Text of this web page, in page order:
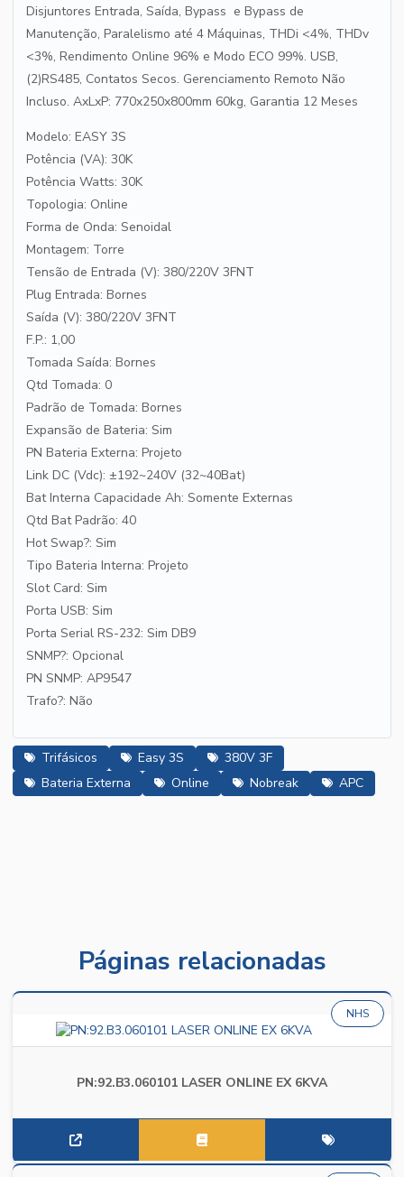
Disjuntores Entrada, Saída, Bypass e Bypass de
Manutenção, Paralelismo até 4 Máquinas, THDi <4%, THDv
<3%, Rendimento Online 96% e Modo ECO 99%. USB,
(2)RS485, Contatos Secos. Gerenciamento Remoto Não
Incluso. AxLxP: 770x250x800mm 60kg, Garantia 12 Meses
Modelo: EASY 3S
Potência (VA): 30K
Potência Watts: 30K
Topologia: Online
Forma de Onda: Senoidal
Montagem: Torre
Tensão de Entrada (V): 380/220V 3FNT
Plug Entrada: Bornes
Saída (V): 380/220V 3FNT
F.P.: 1,00
Tomada Saída: Bornes
Qtd Tomada: 0
Padrão de Tomada: Bornes
Expansão de Bateria: Sim
PN Bateria Externa: Projeto
Link DC (Vdc): ±192~240V (32~40Bat)
Bat Interna Capacidade Ah: Somente Externas
Qtd Bat Padrão: 40
Hot Swap?: Sim
Tipo Bateria Interna: Projeto
Slot Card: Sim
Porta USB: Sim
Porta Serial RS-232: Sim DB9
SNMP?: Opcional
PN SNMP: AP9547
Trafo?: Não
Trifásicos Easy 3S
380V 3F
Bateria Externa
Online Nobreak APC
Páginas relacionadas
PN:92.B3.060101 LASER ONLINE EX 6KVA
NHS